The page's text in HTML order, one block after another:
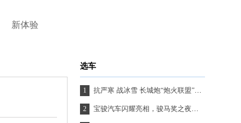
新体验
选车
抗严寒 战冰雪 长城炮“炮火联盟”千里驰援助力新疆牧民转场
宝骏汽车闪耀亮相，骏马奖之夜谱写文学新篇章